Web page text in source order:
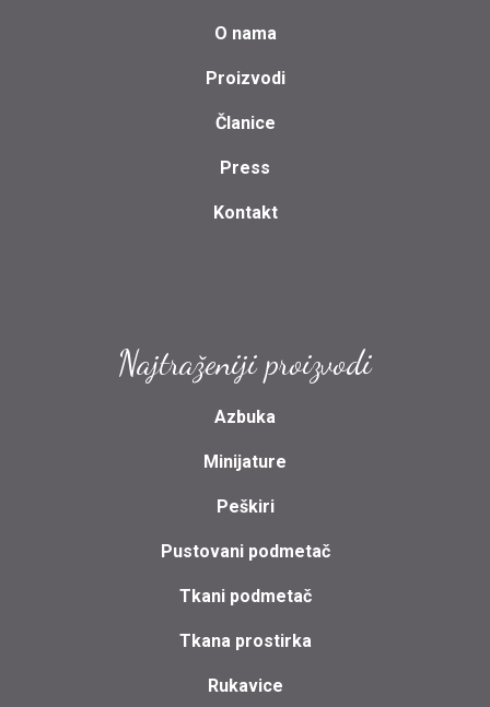
O nama
Proizvodi
Članice
Press
Kontakt
Najtraženiji proizvodi
Azbuka
Minijature
Peškiri
Pustovani podmetač
Tkani podmetač
Tkana prostirka
Rukavice